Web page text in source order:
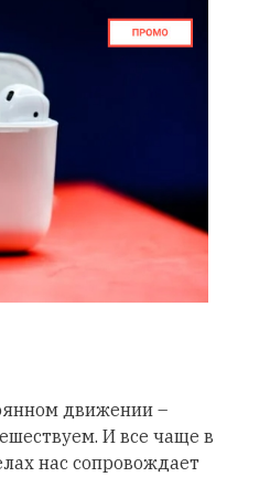
движении –
И все чаще в
нас сопровождает